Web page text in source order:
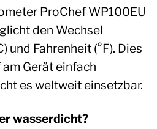
ProChef WP100EU
den Wechsel
und Fahrenheit (°F). Dies
Gerät einfach
es weltweit einsetzbar.
wasserdicht?